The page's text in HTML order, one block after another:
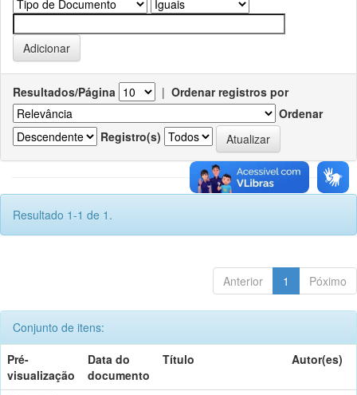
Resultados/Página | Ordenar registros por
Ordenar
Registro(s)
Resultado 1-1 de 1.
Anterior 1 Póximo
Conjunto de itens:
Pré-
visualização
Data do
documento
Título Autor(es)